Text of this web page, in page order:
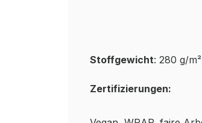
Stoffgewicht: 280 g/m²
Zertifizierungen: